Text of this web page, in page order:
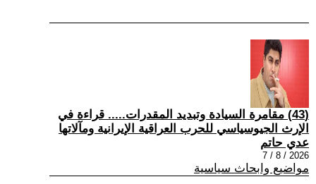
(43) مقامرة السيادة وتبديد المقدرات..... قراءة في
الإرث الجيوسياسي للحرب العراقية الإيرانية ومآلاتها
عدي حاتم
2026 / 8 / 7
مواضيع وابحاث سياسية